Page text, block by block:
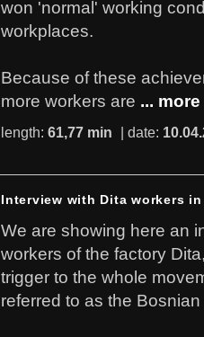
won 'normal' working
workplaces.
Because of these
more workers are ... more
length: 61,77 min | date:
Interview with Dita workers in
We are showing here an
workers of the factory
trigger to the whole
referred to as the